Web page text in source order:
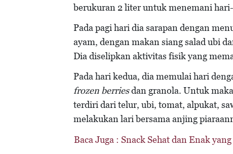
berukuran 2 liter untuk menemani
Pada pagi hari dia sarapan dengan
ayam, dengan makan siang salad ubi
Dia diselipkan aktivitas fisik yang
Pada hari kedua, dia memulai hari
frozen berriesdan granola. Untuk
terdiri dari telur, ubi, tomat, alpukat,
melakukan lari bersama anjing
Baca Juga : Snack Sehat dan Enak